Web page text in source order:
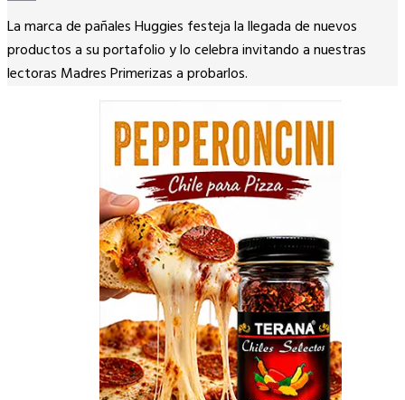
Copy
Link
La marca de pañales Huggies festeja la llegada de nuevos
productos a su portafolio y lo celebra invitando a nuestras
lectoras Madres Primerizas a probarlos.